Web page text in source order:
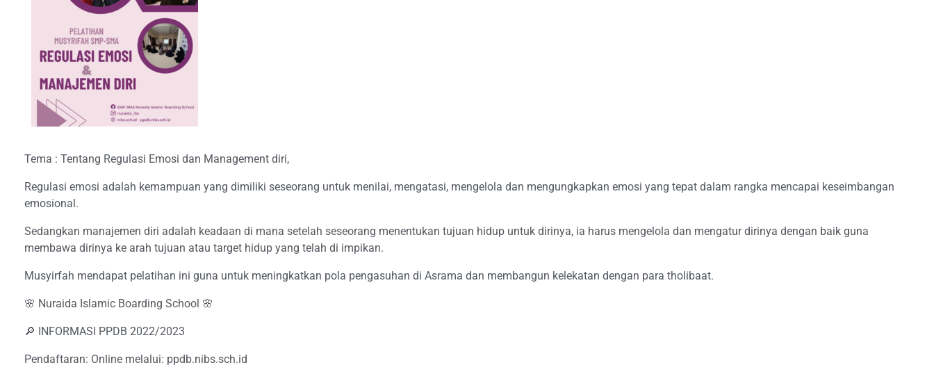
Tema : Tentang Regulasi Emosi dan Management diri,
Regulasi emosi adalah kemampuan yang dimiliki seseorang untuk menilai, mengatasi, mengelola dan mengungkapkan emosi yang tepat dalam rangka mencapai keseimbangan
emosional.
Sedangkan manajemen diri adalah keadaan di mana setelah seseorang menentukan tujuan hidup untuk dirinya, ia harus mengelola dan mengatur dirinya dengan baik guna
membawa dirinya ke arah tujuan atau target hidup yang telah di impikan.
Musyirfah mendapat pelatihan ini guna untuk meningkatkan pola pengasuhan di Asrama dan membangun kelekatan dengan para tholibaat.
🌸 Nuraida Islamic Boarding School 🌸
🔎 INFORMASI PPDB 2022/2023
Pendaftaran: Online melalui: ppdb.nibs.sch.id